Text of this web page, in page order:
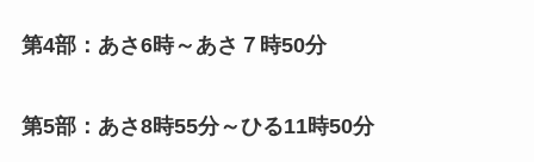
第4部：あさ6時～あさ７時50分
第5部：あさ8時55分～ひる11時50分